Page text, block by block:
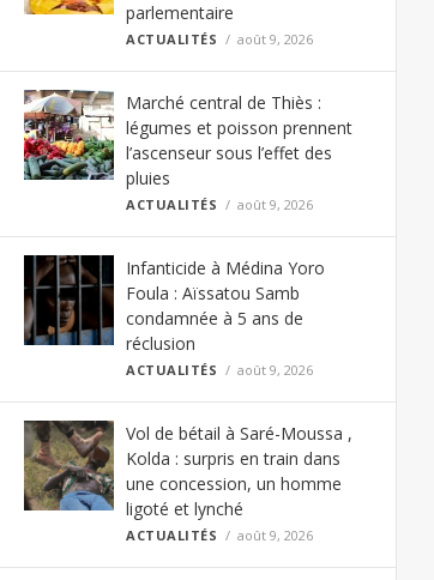
parlementaire
ACTUALITÉS août 9, 2026
Marché central de Thiès :
légumes et poisson prennent
l’ascenseur sous l’effet des
pluies
ACTUALITÉS août 9, 2026
Infanticide à Médina Yoro
Foula : Aïssatou Samb
condamnée à 5 ans de
réclusion
ACTUALITÉS août 9, 2026
Vol de bétail à Saré-Moussa ,
Kolda : surpris en train dans
une concession, un homme
ligoté et lynché
ACTUALITÉS août 9, 2026